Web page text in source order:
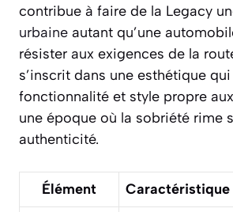
contribue à faire de la Legacy
urbaine autant qu’une
résister aux exigences de la
s’inscrit dans une esthétique
fonctionnalité et style propre
une époque où la sobriété rime
authenticité.
Élément Caractéristique